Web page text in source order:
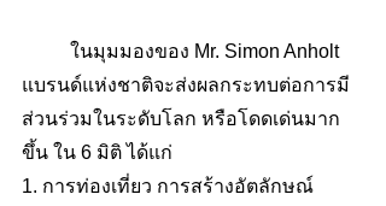
แบรนด์แห่งชาติจะส่งผลกระทบต่อการมี
ส่วนร่วมในระดับโลก หรือโดดเด่นมาก
ขึ้น ใน 6 มิติ ได้แก่
1. การท่องเที่ยว การสร้างอัตลักษณ์